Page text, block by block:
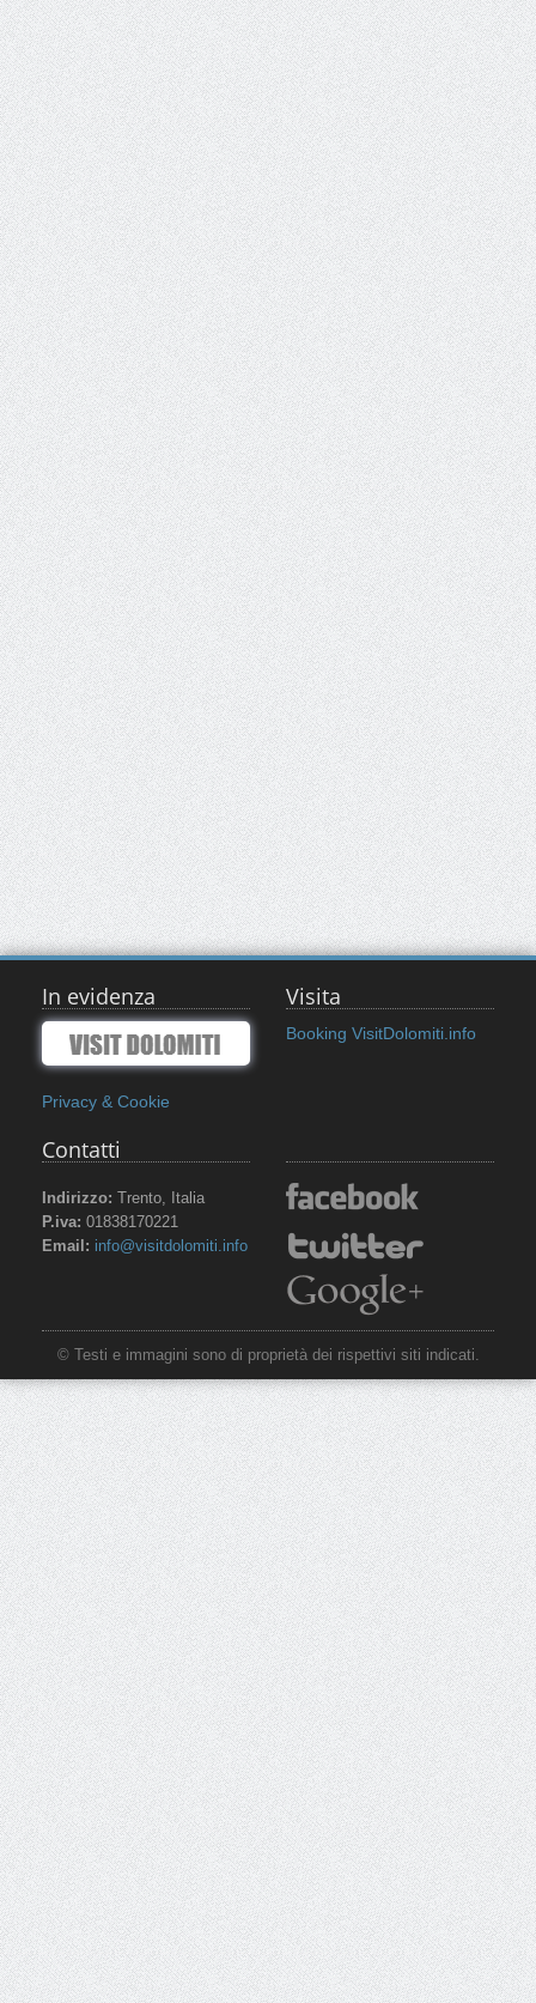
In evidenza
Privacy & Cookie
Visita
Booking VisitDolomiti.info
Contatti
Indirizzo: Trento, Italia
P.iva: 01838170221
Email: info@visitdolomiti.info
© Testi e immagini sono di proprietà dei rispettivi siti indicati.